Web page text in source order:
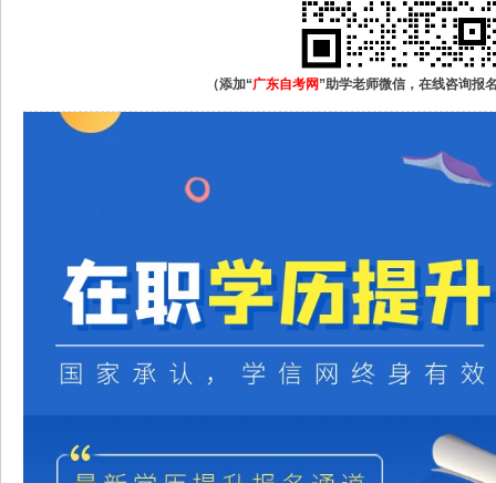
（添加“广东自考网 ”助学老师微信，在线咨询报